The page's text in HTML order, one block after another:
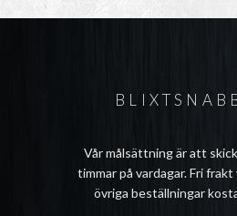
Vår målsättning är att
timmar på vardagar. Fri
övriga beställningar